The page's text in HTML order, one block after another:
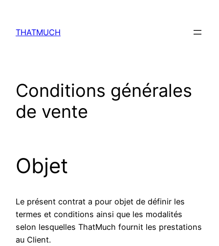
contenu
THATMUCH
Conditions générales
de vente
Objet
Le présent contrat a pour objet de définir les
termes et conditions ainsi que les modalités
selon lesquelles ThatMuch fournit les prestations
au Client.